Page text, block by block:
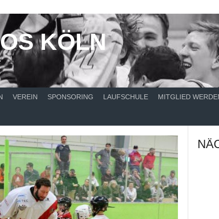
KÖLN
VEREIN SPONSORING LAUFSCHULE MITGLIED